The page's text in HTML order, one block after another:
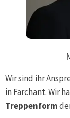
Wir sind ihr
inFarchant. Wir
Treppenform